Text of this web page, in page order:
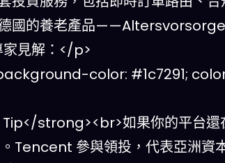
國的養老產品
見解：</p>
color: #1c7291;
strong><br>如果你的平台還
Tencent 參與領投，代表亞洲資